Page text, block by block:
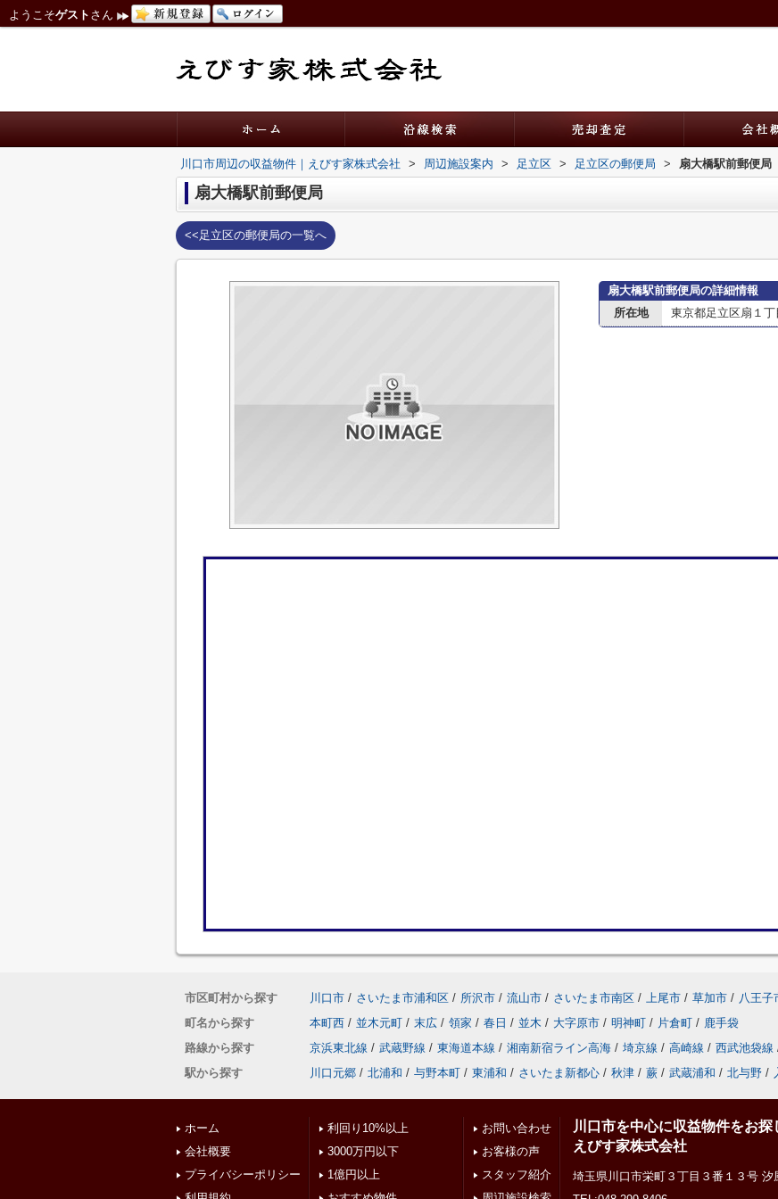
ようこそゲスト さん
川口市周辺の収益物件｜えびす家株式会社 > 周辺施設案内 > 足立区 > 足立区の郵便局 > 扇大橋駅前郵便局
扇大橋駅前郵便局
<<足立区の郵便局の一覧へ
扇大橋駅前郵便局の詳細情報
所在地
東京都足立区扇１丁
市区町村から探す 川口市 / さいたま市浦和区 / 所沢市 / 流山市 / さいたま市南区 / 上尾市 / 草加市 / 八王子
町名から探す
本町西 / 並木元町 / 末広 / 領家 / 春日 / 並木 / 大字原市 / 明神町 / 片倉町 / 鹿手袋
路線から探す
京浜東北線 / 武蔵野線 / 東海道本線 / 湘南新宿ライン高海 / 埼京線 / 高崎線 / 西武池袋線
駅から探す
川口元郷 / 北浦和 / 与野本町 / 東浦和 / さいたま新都心 / 秋津 / 蕨 / 武蔵浦和 / 北与野 /
ホーム
会社概要
プライバシーポリシー
利回り10%以上
3000万円以下
1億円以上
お問い合わせ
お客様の声
スタッフ紹介
川口市を中心に収益物件をお探
えびす家株式会社
埼玉県川口市栄町３丁目３番１３号 汐